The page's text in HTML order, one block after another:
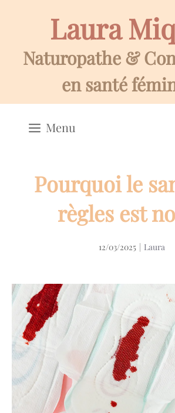
Laura
Naturopathe &
en santé
Menu
Pourquoi le
règles est
12/03/2025 | Laura